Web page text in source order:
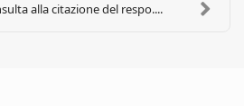
alla citazione del respo....